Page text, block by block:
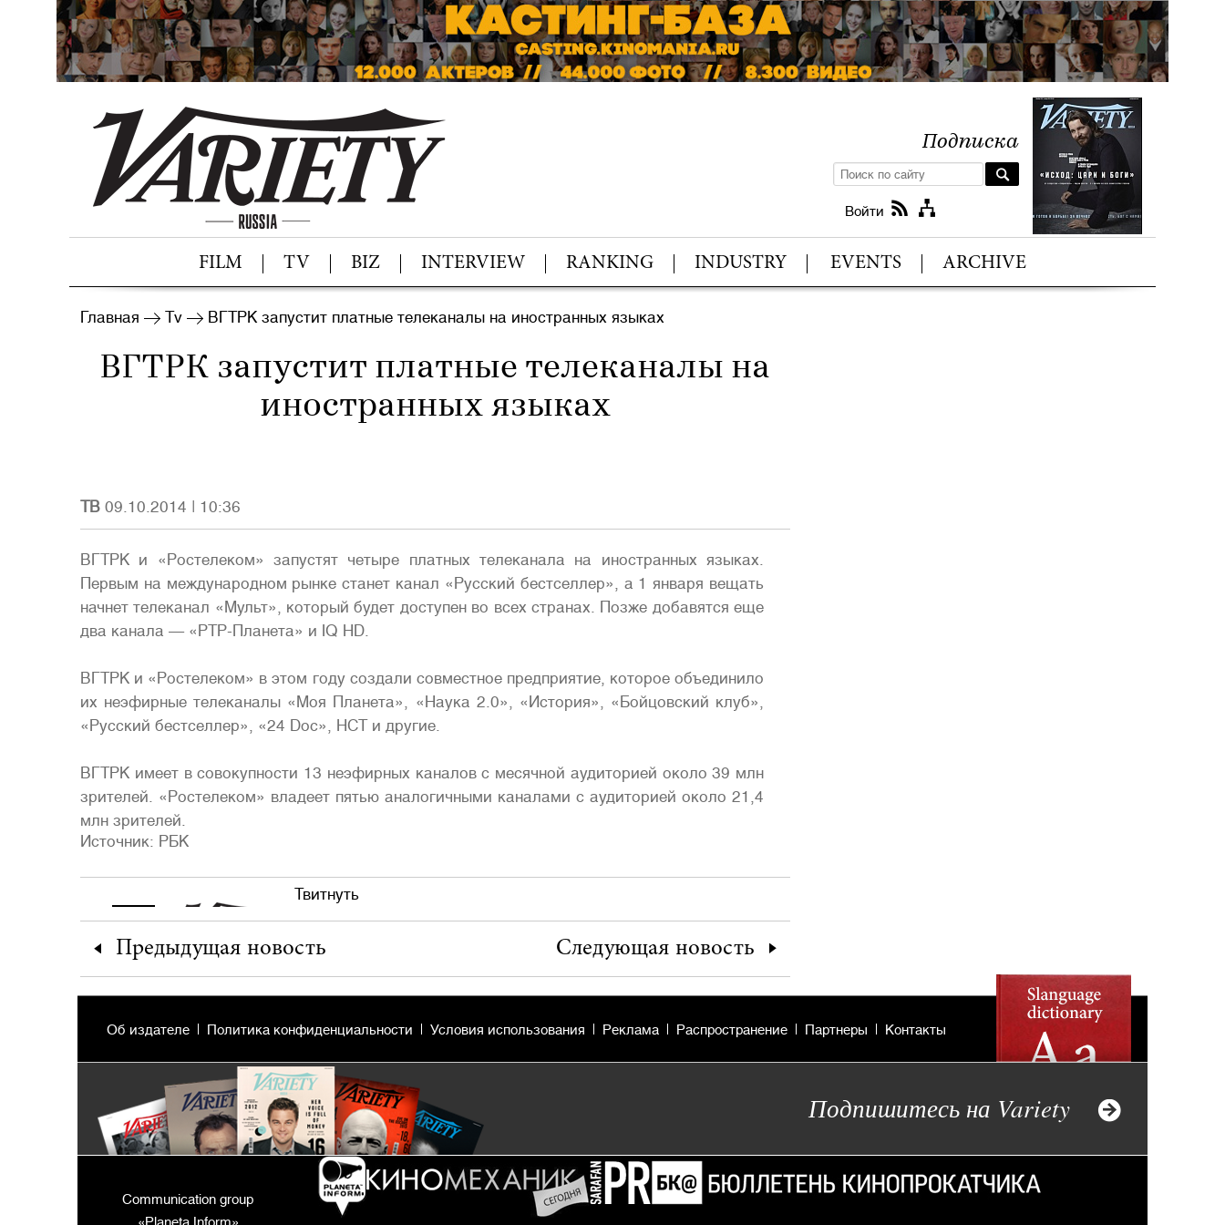
Подписка
Войти
FILM TV BIZ INTERVIEW RANKING INDUSTRY EVENTS ARCHIVE
Главная Tv ВГТРК запустит платные телеканалы на иностранных языках
ВГТРК запустит платные телеканалы на
иностранных языках
ТВ 09.10.2014 10:36
ВГТРК и «Ростелеком» запустят четыре платных телеканала на иностранных языках.
Первым на международном рынке станет канал «Русский бестселлер», а 1 января вещать
начнет телеканал «Мульт», который будет доступен во всех странах. Позже добавятся еще
два канала — «РТР-Планета» и IQ HD.
ВГТРК и «Ростелеком» в этом году создали совместное предприятие, которое объединило
их неэфирные телеканалы «Моя Планета», «Наука 2.0», «История», «Бойцовский клуб»,
«Русский бестселлер», «24 Doc», НСТ и другие.
ВГТРК имеет в совокупности 13 неэфирных каналов с месячной аудиторией около 39 млн
зрителей. «Ростелеком» владеет пятью аналогичными каналами с аудиторией около 21,4
млн зрителей.
Источник: РБК
Твитнуть
Предыдущая новость Следующая новость
Об издателе Политика конфиденциальности Условия использования Реклама Распространение Партнеры Контакты
Подпишитесь на Variety
Communication group